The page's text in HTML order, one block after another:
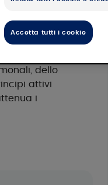
pazienti
dello
attivi
i
Accetta tutti i cookie